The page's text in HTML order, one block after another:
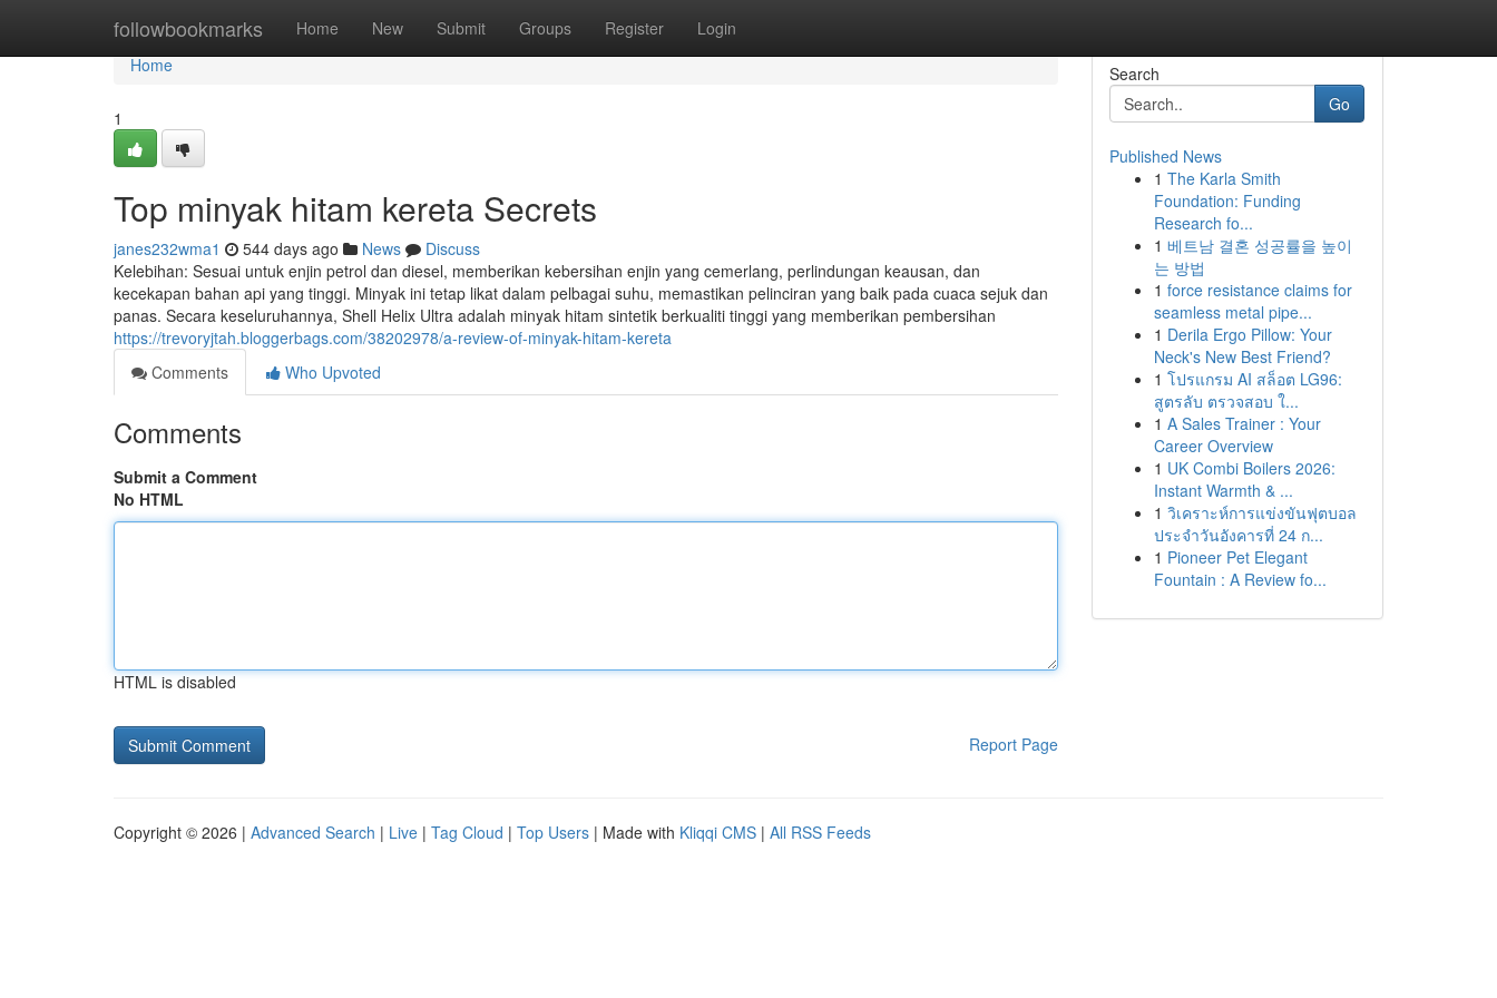
followbookmarks Home New Submit Groups Register Login
Home
Home
1
Top minyak hitam kereta Secrets
janes232wma1 544 days ago News
Discuss
Kelebihan: Sesuai untuk enjin petrol dan diesel, memberikan kebersihan enjin yang cemerlang, perlindungan keausan, dan
kecekapan bahan api yang tinggi. Minyak ini tetap likat dalam pelbagai suhu, memastikan pelinciran yang baik pada cuaca sejuk dan
panas. Secara keseluruhannya, Shell Helix Ultra adalah minyak hitam sintetik berkualiti tinggi yang memberikan pembersihan
https://trevoryjtah.bloggerbags.com/38202978/a-review-of-minyak-hitam-kereta
Comments
Who Upvoted
Comments
Submit a Comment
No HTML
HTML is disabled
Report Page
Search
Go
Published News
1 The Karla Smith
Foundation: Funding
Research fo...
1 베트남 결혼 성공률을 높이
는 방법
1 force resistance claims for
seamless metal pipe...
1 Derila Ergo Pillow: Your
Neck's New Best Friend?
1 โปรแกรม AI สล็อต LG96:
สูตรลับ ตรวจสอบ ใ...
1 A Sales Trainer : Your
Career Overview
1 UK Combi Boilers 2026:
Instant Warmth & ...
1 วิเคราะห์การแข่งขันฟุตบอล
ประจำวันอังคารที่ 24 ก...
1 Pioneer Pet Elegant
Fountain : A Review fo...
Copyright © 2026 | Advanced Search | Live | Tag Cloud | Top Users | Made with Kliqqi CMS | All RSS Feeds